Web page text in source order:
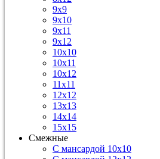
9х9
9х10
9х11
9х12
10х10
10х11
10х12
11х11
12х12
13х13
14х14
15х15
Смежные
С мансардой 10х10